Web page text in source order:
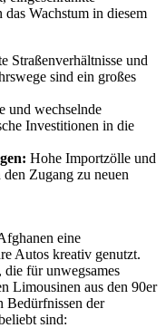
Wachstum in diesem
Straßenverhältnisse und
sind ein großes
und wechselnde
Investitionen in die
Hohe Importzölle und
Zugang zu neuen
eine
Autos kreativ genutzt.
die für unwegsames
Limousinen aus den 90er
Bedürfnissen der
sind: